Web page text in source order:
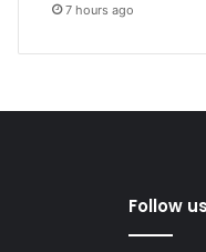
7 hours ago
Follow us